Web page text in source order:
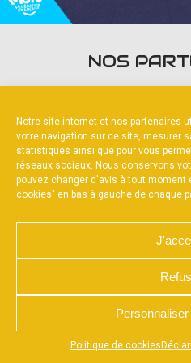
Notre site internet et nos partenaires
votre navigation sur ce site, mesurer
statistiques ainsi que pour vous
réseaux sociaux. Nous conservons
pouvez changer d'avis à tout moment
cookies" en bas à gauche de chaque
Politique de cookies
Appuyez sur le bouton partager en
NOS
NOUS CONTACTER
CHARTE DE
DÉCLARATION DE